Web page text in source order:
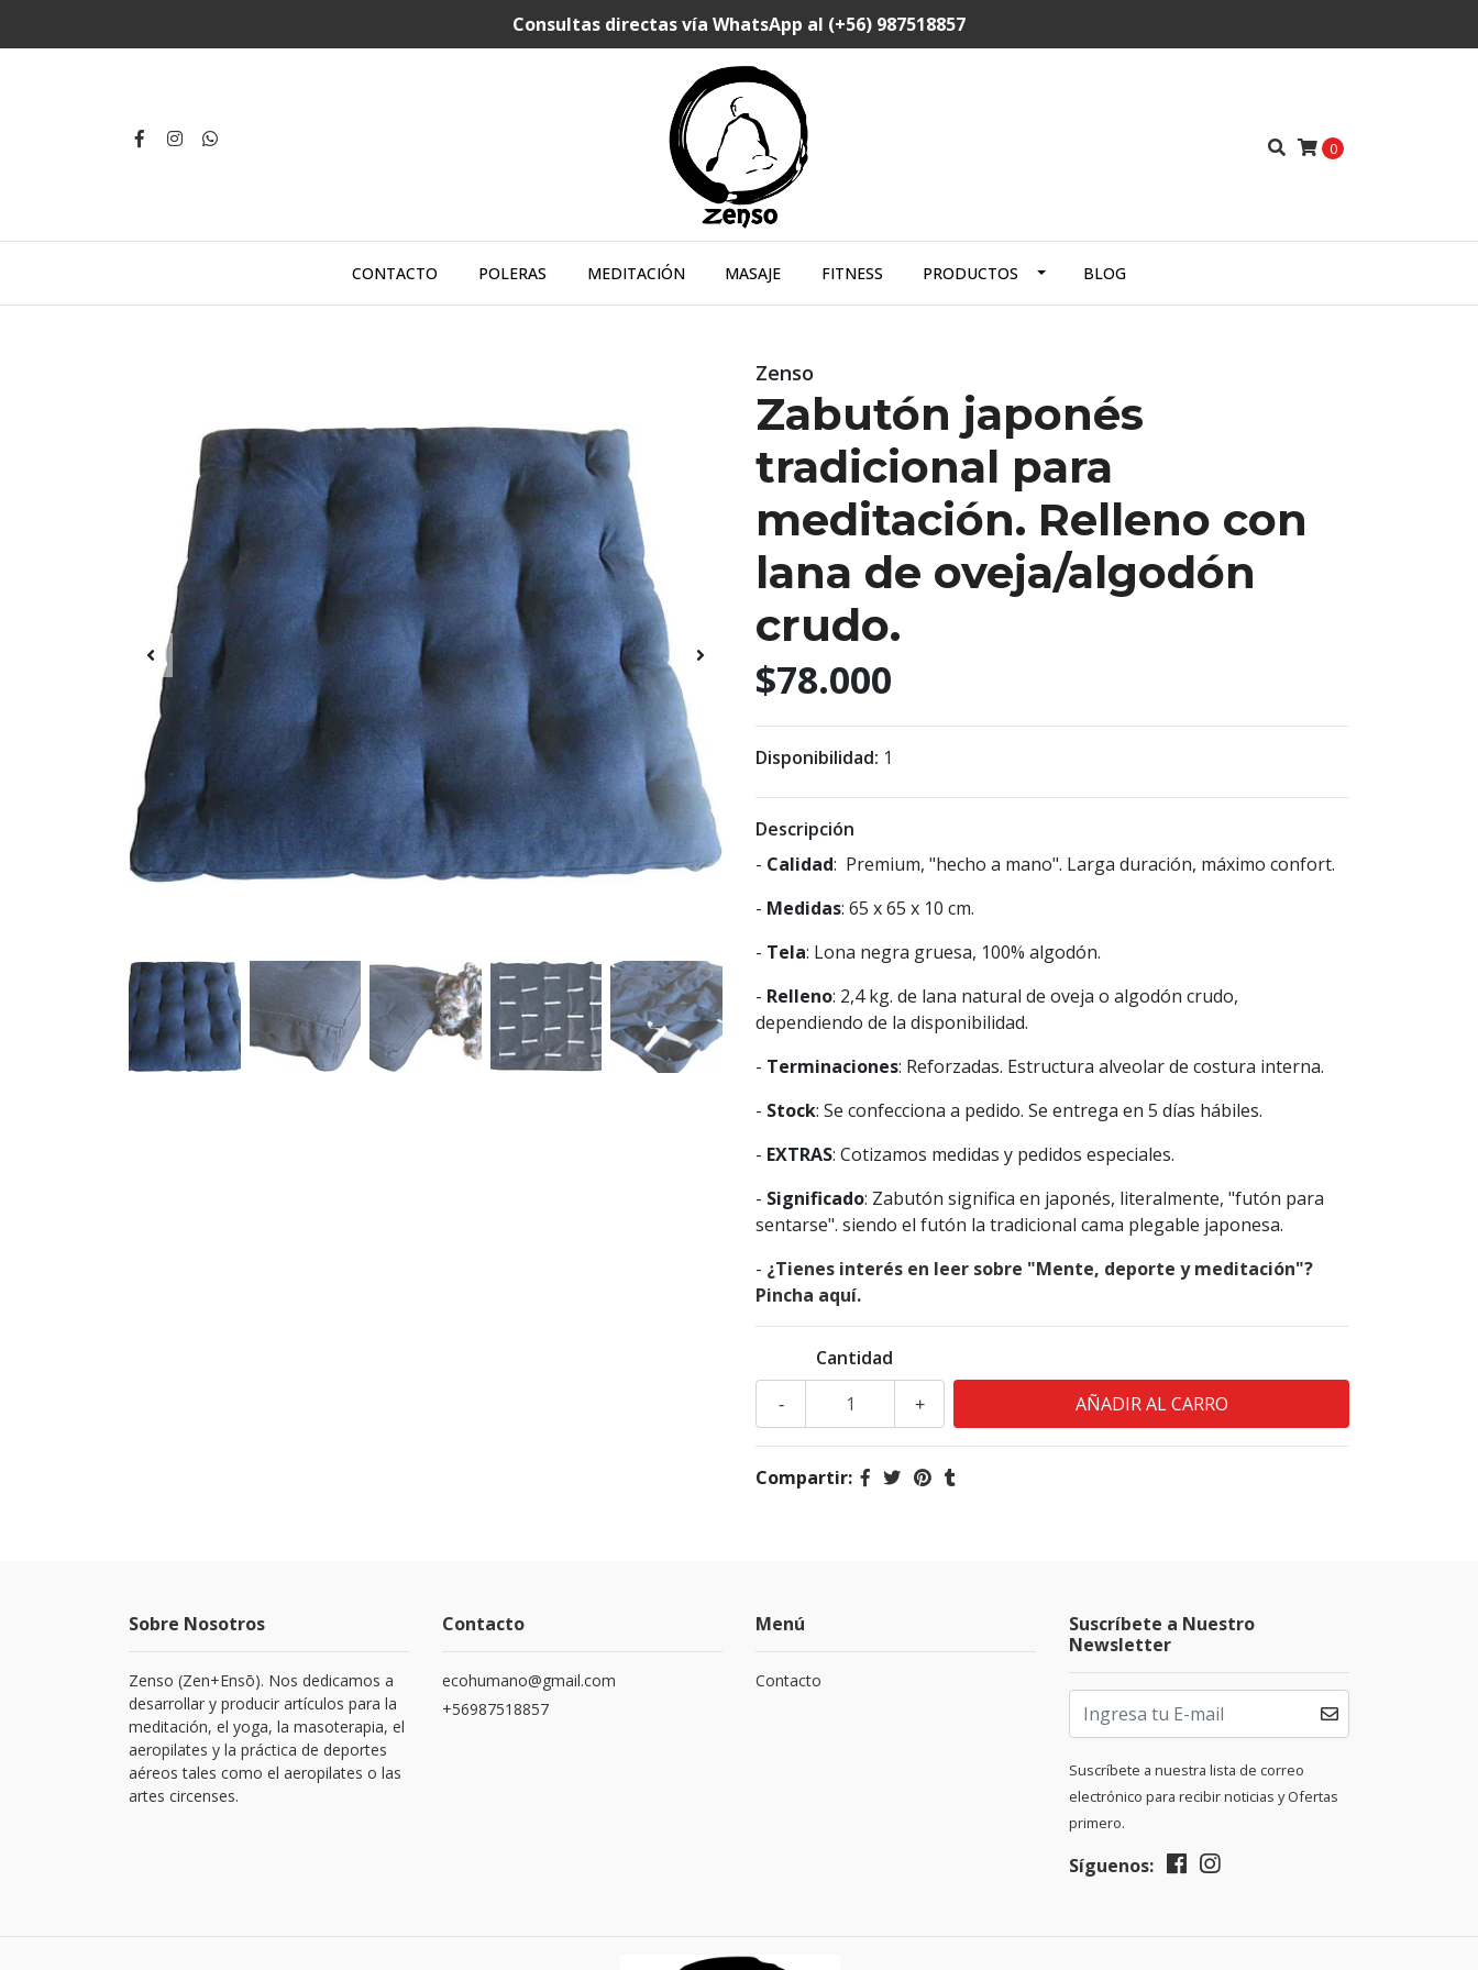
Consultas directas vía WhatsApp al (+56) 987518857
0
CONTACTO POLERAS MEDITACIÓN MASAJE FITNESS PRODUCTOS BLOG
Zenso
Zabutón japonés
tradicional para
meditación. Relleno con
lana de oveja/algodón
crudo.
$78.000
Disponibilidad: 1
Descripción
- Calidad: Premium, "hecho a mano". Larga duración, máximo confort.
- Medidas: 65 x 65 x 10 cm.
- Tela: Lona negra gruesa, 100% algodón.
- Relleno: 2,4 kg. de lana natural de oveja o algodón crudo,
dependiendo de la disponibilidad.
- Terminaciones: Reforzadas. Estructura alveolar de costura interna.
- Stock: Se confecciona a pedido. Se entrega en 5 días hábiles.
- EXTRAS: Cotizamos medidas y pedidos especiales.
- Significado: Zabutón significa en japonés, literalmente, "futón para
sentarse". siendo el futón la tradicional cama plegable japonesa.
- ¿Tienes interés en leer sobre "Mente, deporte y meditación"?
Pincha aquí.
Cantidad
+
-
Compartir:
Sobre Nosotros
Zenso (Zen+Ensō). Nos dedicamos a
desarrollar y producir artículos para la
meditación, el yoga, la masoterapia, el
aeropilates y la práctica de deportes
aéreos tales como el aeropilates o las
artes circenses.
Contacto
ecohumano@gmail.com
+56987518857
Menú
Contacto
Suscríbete a Nuestro
Newsletter
Suscríbete a nuestra lista de correo
electrónico para recibir noticias y Ofertas
primero.
Síguenos: